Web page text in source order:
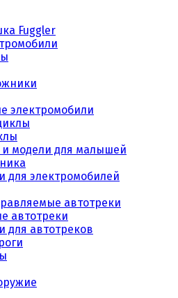
Fuggler
электромобили
и модели для малышей
для электромобилей
автотреки
автотреки
для автотреков